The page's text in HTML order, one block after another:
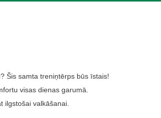
Šis samta treniņtērps būs īstais!
visas dienas garumā.
ilgstošai valkāšanai.